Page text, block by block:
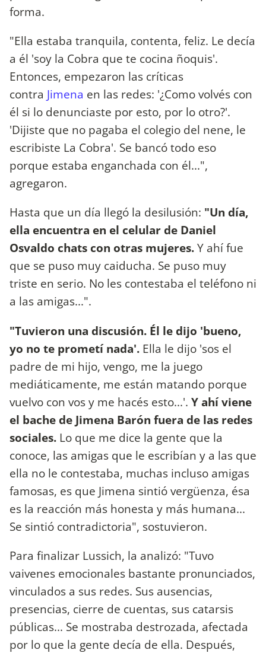
forma.
"Ella estaba tranquila, contenta, feliz. Le decía
a él 'soy la Cobra que te cocina ñoquis'.
Entonces, empezaron las críticas
contra Jimena en las redes: '¿Como volvés con
él si lo denunciaste por esto, por lo otro?'.
'Dijiste que no pagaba el colegio del nene, le
escribiste La Cobra'. Se bancó todo eso
porque estaba enganchada con él...",
agregaron.
Hasta que un día llegó la desilusión: "Un día,
ella encuentra en el celular de Daniel
Osvaldo chats con otras mujeres.Y ahí fue
que se puso muy caiducha. Se puso muy
triste en serio. No les contestaba el teléfono ni
a las amigas...".
"Tuvieron una discusión. Él le dijo 'bueno,
yo no te prometí nada'. Ella le dijo 'sos el
padre de mi hijo, vengo, me la juego
mediáticamente, me están matando porque
vuelvo con vos y me hacés esto...'. Y ahí viene
el bache de Jimena Barón fuera de las redes
sociales. Lo que me dice la gente que la
conoce, las amigas que le escribían y a las que
ella no le contestaba, muchas incluso amigas
famosas, es que Jimena sintió vergüenza, ésa
es la reacción más honesta y más humana...
Se sintió contradictoria", sostuvieron.
Para finalizar Lussich, la analizó: "Tuvo
vaivenes emocionales bastante pronunciados,
vinculados a sus redes. Sus ausencias,
presencias, cierre de cuentas, sus catarsis
públicas... Se mostraba destrozada, afectada
por lo que la gente decía de ella. Después,